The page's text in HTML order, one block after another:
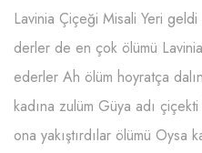
Lavinia Çiçeği Misali Yeri
derler de en çok ölümü
ederler Ah ölüm hoyratça
kadına zulüm Güya adı
ona yakıştırdılar ölümü Oysa